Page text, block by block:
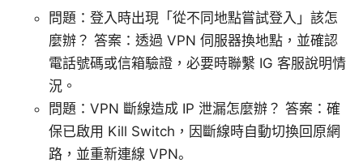
問題：登入時出現「從不同地點嘗試登入」該怎
麼辦？ 答案：透過 VPN 伺服器換地點，並確認
電話號碼或信箱驗證，必要時聯繫 IG 客服說明情
況。
問題：VPN 斷線造成 IP 泄漏怎麼辦？ 答案：確
保已啟用 Kill Switch，因斷線時自動切換回原網
路，並重新連線 VPN。